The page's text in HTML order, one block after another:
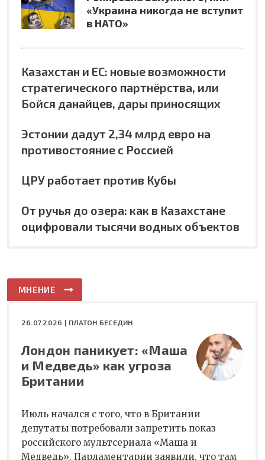
«Украина никогда не вступит
в НАТО»
Казахстан и ЕС: новые возможности
стратегического партнёрства, или
Бойся данайцев, дары приносящих
Эстонии дадут 2,34 млрд евро на
противостояние с Россией
ЦРУ работает против Кубы
От ручья до озера: как в Казахстане
оцифровали тысячи водных объектов
МНЕНИЕ
26.07.2026 | ПЛАТОН БЕСЕДИН
Лондон паникует: «Маша
и Медведь» как угроза
Британии
Июль начался с того, что в Британии
депутаты потребовали запретить показ
российского мультсериала «Маша и
Медведь». Парламентарии заявили, что там